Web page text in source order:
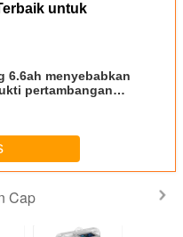
untuk
6.6ah menyebabkan
pertambangan
Cap